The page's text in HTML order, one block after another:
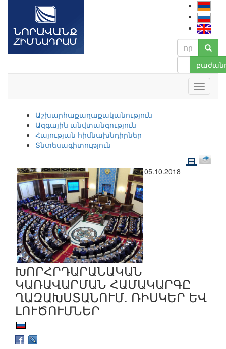
Աշխարհաքաղաքականություն
Ազգային անվտանգություն
Հայության հիմնախնդիրներ
Տնտեսագիտություն
05.10.2018
ԽՈՐՀՐԴԱՐԱՆԱԿԱՆ
ԿԱՌԱՎԱՐՄԱՆ ՀԱՄԱԿԱՐԳԸ
ՂԱԶԱԽՍՏԱՆՈՒՄ. ՌԻՍԿԵՐ ԵՎ
ԼՈՒԾՈՒՄՆԵՐ